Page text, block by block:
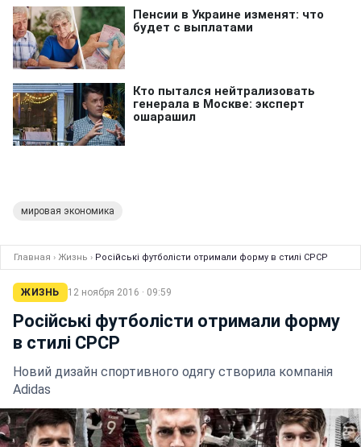
мировая экономика
Главная › Жизнь › Російські футболісти отримали форму в стилі СРСР
ЖИЗНЬ 12 ноября 2016 · 09:59
Російські футболісти отримали форму
в стилі СРСР
Новий дизайн спортивного одягу створила компанія
Adidas